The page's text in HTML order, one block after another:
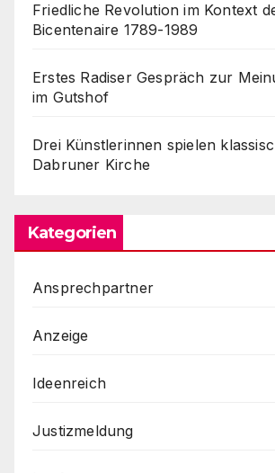
Friedliche Revolution im Kontext
Bicentenaire 1789-1989
Erstes Radiser Gespräch zur
im Gutshof
Drei Künstlerinnen spielen
Dabruner Kirche
Kategorien
Ansprechpartner
Anzeige
Ideenreich
Justizmeldung